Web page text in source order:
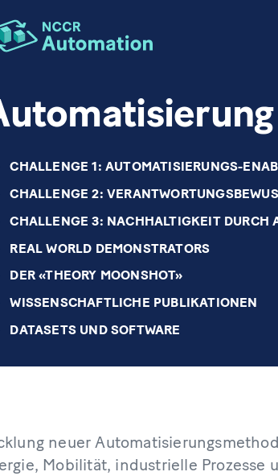
CHALLENGE 1: AUTOMATISIERUNGS-
CHALLENGE 2:
CHALLENGE 3: NACHHALTIGKEIT DURCH
REAL WORLD DEMONSTRATORS
DER «THEORY MOONSHOT»
WISSENSCHAFTLICHE PUBLIKATIONEN
DATASETS UND SOFTWARE
neuer
Mobilität, industrielle Prozesse